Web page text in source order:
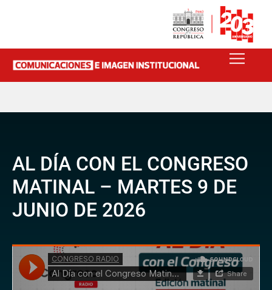
AL DÍA CON EL CONGRESO
MATINAL – MARTES 9 DE
JUNIO DE 2026